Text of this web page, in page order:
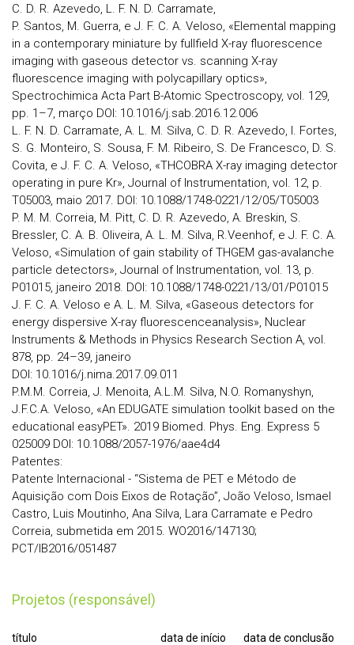
C. D. R. Azevedo, L. F. N. D. Carramate,
P. Santos, M. Guerra, e J. F. C. A. Veloso, «Elemental mapping
in a contemporary miniature by fullfield X-ray fluorescence
imaging with gaseous detector vs. scanning X-ray
fluorescence imaging with polycapillary optics»,
Spectrochimica Acta Part B-Atomic Spectroscopy, vol. 129,
pp. 1–7, março DOI: 10.1016/j.sab.2016.12.006
L. F. N. D. Carramate, A. L. M. Silva, C. D. R. Azevedo, I. Fortes,
S. G. Monteiro, S. Sousa, F. M. Ribeiro, S. De Francesco, D. S.
Covita, e J. F. C. A. Veloso, «THCOBRA X-ray imaging detector
operating in pure Kr», Journal of Instrumentation, vol. 12, p.
T05003, maio 2017. DOI: 10.1088/1748-0221/12/05/T05003
P. M. M. Correia, M. Pitt, C. D. R. Azevedo, A. Breskin, S.
Bressler, C. A. B. Oliveira, A. L. M. Silva, R.Veenhof, e J. F. C. A.
Veloso, «Simulation of gain stability of THGEM gas-avalanche
particle detectors», Journal of Instrumentation, vol. 13, p.
P01015, janeiro 2018. DOI: 10.1088/1748-0221/13/01/P01015
J. F. C. A. Veloso e A. L. M. Silva, «Gaseous detectors for
energy dispersive X-ray fluorescenceanalysis», Nuclear
Instruments & Methods in Physics Research Section A, vol.
878, pp. 24–39, janeiro
DOI: 10.1016/j.nima.2017.09.011
P.M.M. Correia, J. Menoita, A.L.M. Silva, N.O. Romanyshyn,
J.F.C.A. Veloso, «An EDUGATE simulation toolkit based on the
educational easyPET». 2019 Biomed. Phys. Eng. Express 5
025009 DOI: 10.1088/2057-1976/aae4d4
Patentes:
Patente Internacional - “Sistema de PET e Método de
Aquisição com Dois Eixos de Rotação”, João Veloso, Ismael
Castro, Luis Moutinho, Ana Silva, Lara Carramate e Pedro
Correia, submetida em 2015. WO2016/147130;
PCT/IB2016/051487
Projetos (responsável)
título data de início data de conclusão